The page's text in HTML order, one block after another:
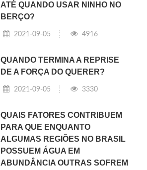
ATÉ QUANDO USAR NINHO NO
BERÇO?
2021-09-05 4916
QUANDO TERMINA A REPRISE
DE A FORÇA DO QUERER?
2021-09-05 3330
QUAIS FATORES CONTRIBUEM
PARA QUE ENQUANTO
ALGUMAS REGIÕES NO BRASIL
POSSUEM ÁGUA EM
ABUNDÂNCIA OUTRAS SOFREM